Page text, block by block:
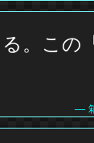
。この
—